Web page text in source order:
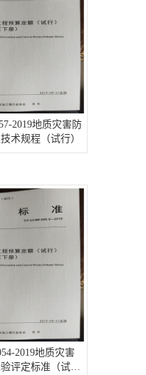
2019地质灾害防
术规程（试行）
2019地质灾害
评定标准（试